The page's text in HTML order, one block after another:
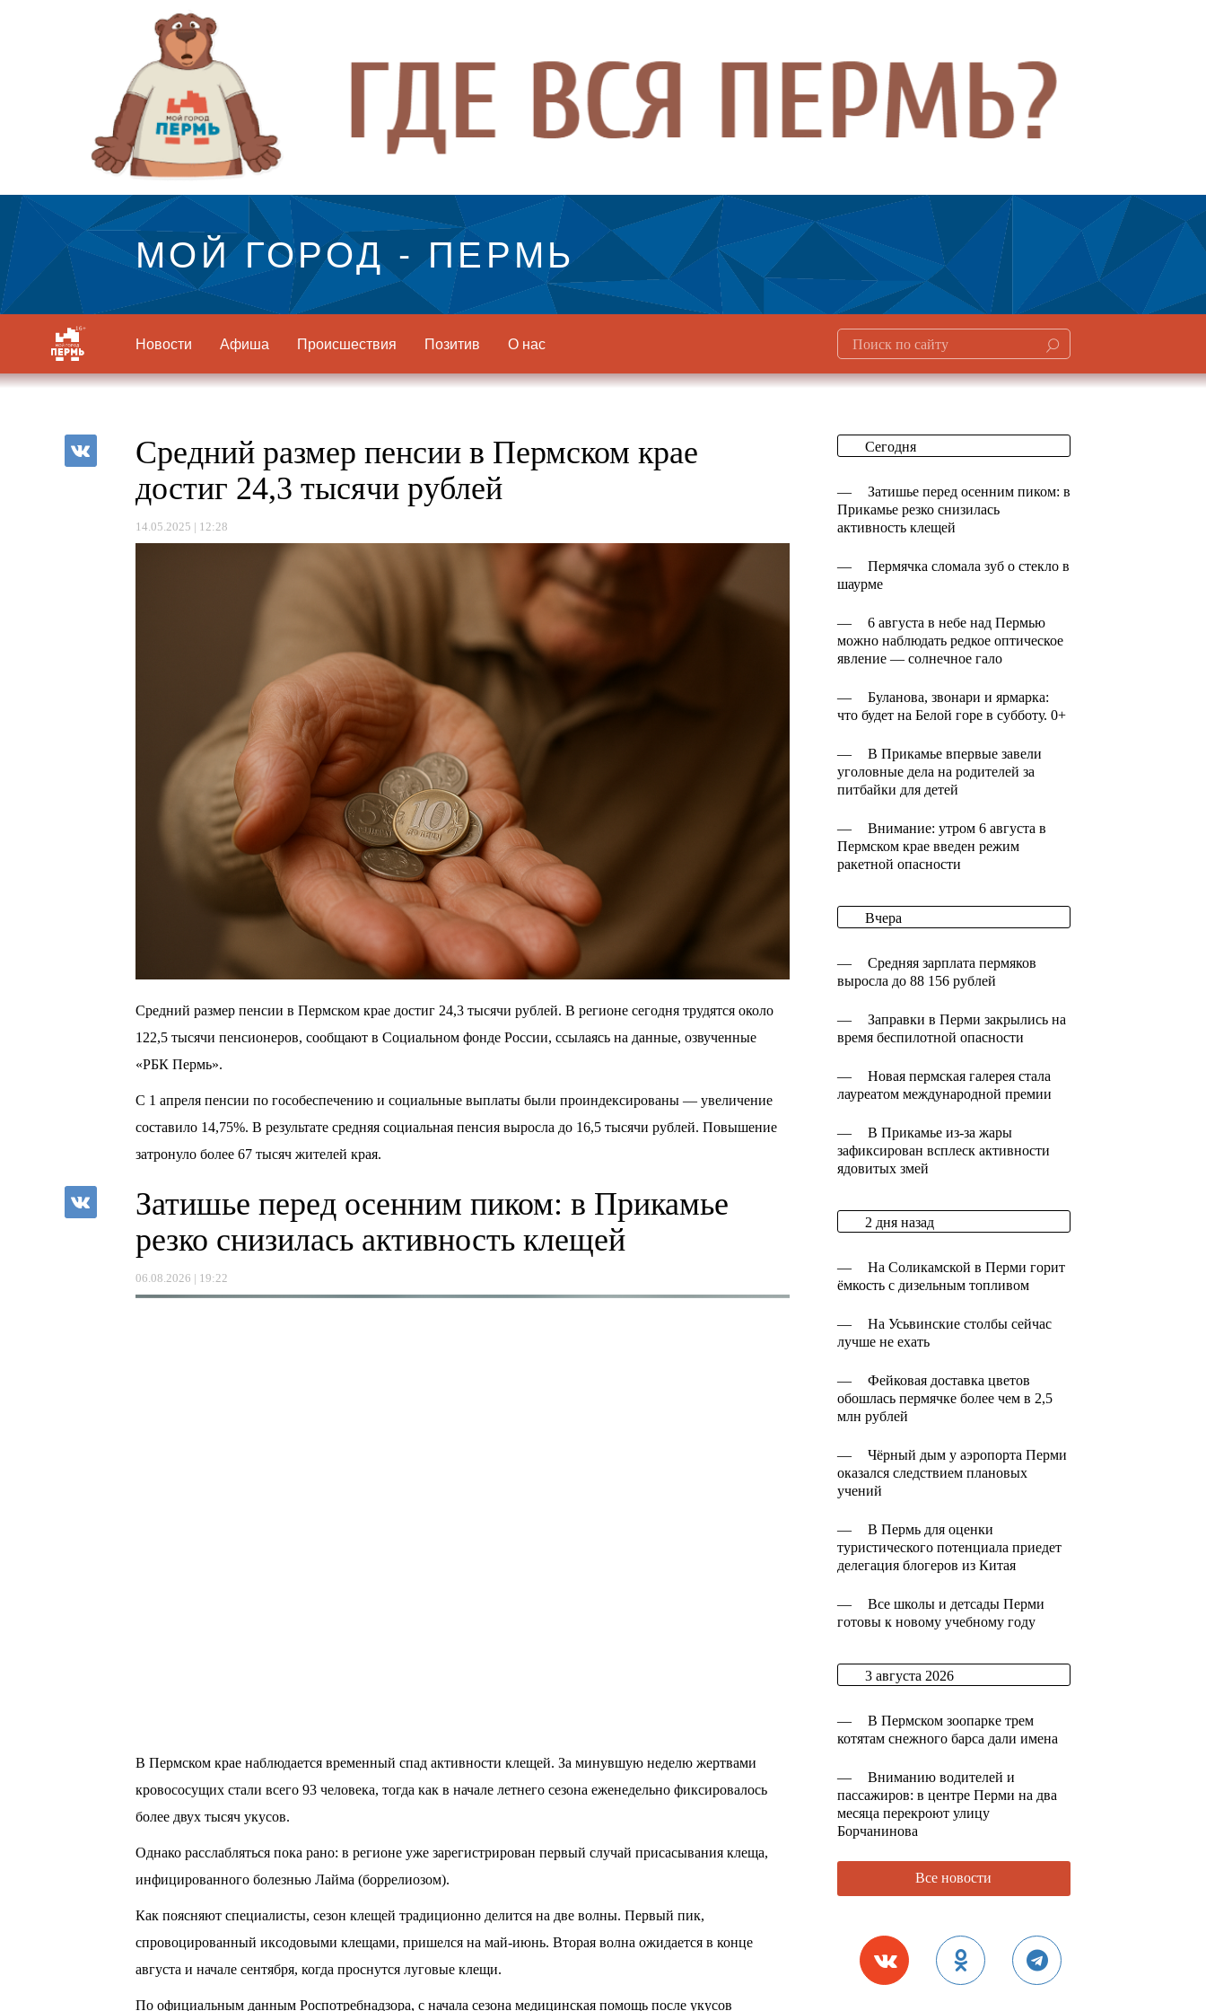
МОЙ ГОРОД - ПЕРМЬ
Новости Афиша Происшествия Позитив О нас
Средний размер пенсии в Пермском крае
достиг 24,3 тысячи рублей
14.05.2025 | 12:28
Средний размер пенсии в Пермском крае достиг 24,3 тысячи рублей. В регионе сегодня трудятся около
122,5 тысячи пенсионеров, сообщают в Социальном фонде России, ссылаясь на данные, озвученные
«РБК Пермь».
С 1 апреля пенсии по гособеспечению и социальные выплаты были проиндексированы — увеличение
составило 14,75%. В результате средняя социальная пенсия выросла до 16,5 тысячи рублей. Повышение
затронуло более 67 тысяч жителей края.
Затишье перед осенним пиком: в Прикамье
резко снизилась активность клещей
06.08.2026 | 19:22
В Пермском крае наблюдается временный спад активности клещей. За минувшую неделю жертвами
кровососущих стали всего 93 человека, тогда как в начале летнего сезона еженедельно фиксировалось
более двух тысяч укусов.
Однако расслабляться пока рано: в регионе уже зарегистрирован первый случай присасывания клеща,
инфицированного болезнью Лайма (боррелиозом).
Как поясняют специалисты, сезон клещей традиционно делится на две волны. Первый пик,
спровоцированный иксодовыми клещами, пришелся на май-июнь. Вторая волна ожидается в конце
августа и начале сентября, когда проснутся луговые клещи.
По официальным данным Роспотребнадзора, с начала сезона медицинская помощь после укусов
Сегодня
—
Затишье перед осенним пиком: в
Прикамье резко снизилась
активность клещей
—
Пермячка сломала зуб о стекло в
шаурме
—
6 августа в небе над Пермью
можно наблюдать редкое оптическое
явление — солнечное гало
—
Буланова, звонари и ярмарка:
что будет на Белой горе в субботу. 0+
—
В Прикамье впервые завели
уголовные дела на родителей за
питбайки для детей
—
Внимание: утром 6 августа в
Пермском крае введен режим
ракетной опасности
Вчера
—
Средняя зарплата пермяков
выросла до 88 156 рублей
—
Заправки в Перми закрылись на
время беспилотной опасности
—
Новая пермская галерея стала
лауреатом международной премии
—
В Прикамье из-за жары
зафиксирован всплеск активности
ядовитых змей
2 дня назад
—
На Соликамской в Перми горит
ёмкость с дизельным топливом
—
На Усьвинские столбы сейчас
лучше не ехать
—
Фейковая доставка цветов
обошлась пермячке более чем в 2,5
млн рублей
—
Чёрный дым у аэропорта Перми
оказался следствием плановых
учений
—
В Пермь для оценки
туристического потенциала приедет
делегация блогеров из Китая
—
Все школы и детсады Перми
готовы к новому учебному году
3 августа 2026
—
В Пермском зоопарке трем
котятам снежного барса дали имена
—
Вниманию водителей и
пассажиров: в центре Перми на два
месяца перекроют улицу
Борчанинова
Все новости